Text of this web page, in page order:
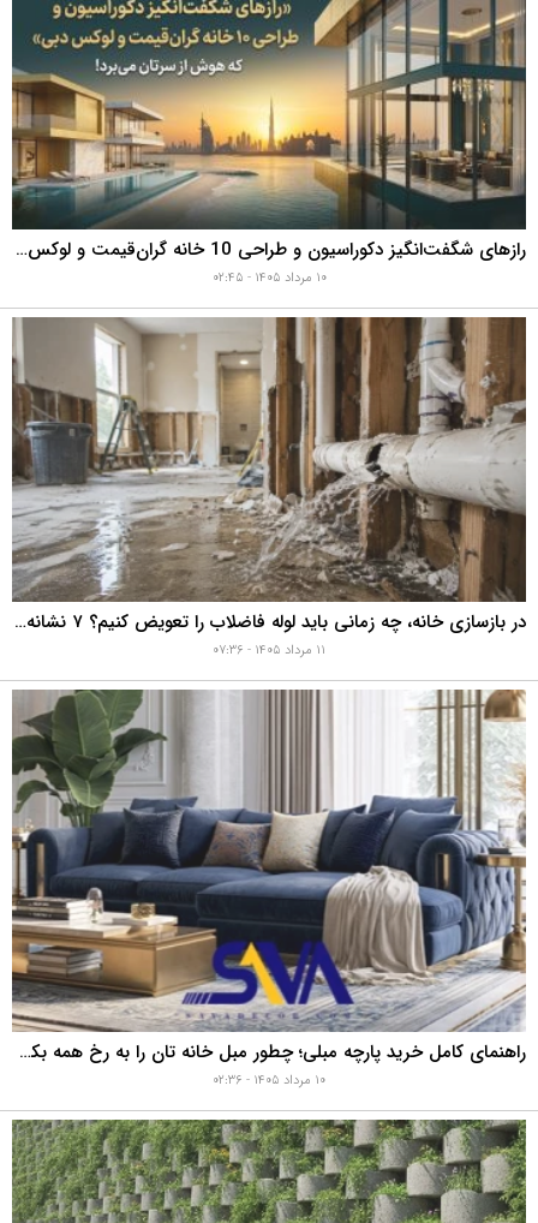
رازهای شگفت‌انگیز دکوراسیون و طراحی 10 خانه گران‌قیمت و لوکس دبی که هوش از سرتان می‌برد!
در بازسازی خانه، چه زمانی باید لوله فاضلاب را تعویض کنیم؟ ۷ نشانه‌ای که نباید نادیده بگیرید
راهنمای کامل خرید پارچه مبلی؛ چطور مبل خانه تان را به رخ همه بکشید؟